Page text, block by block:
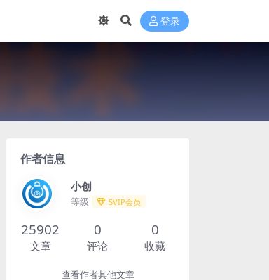
登录
作者信息
小创
等级 SVIP会员
25902
文章
0
评论
0
收藏
查看作者其他文章